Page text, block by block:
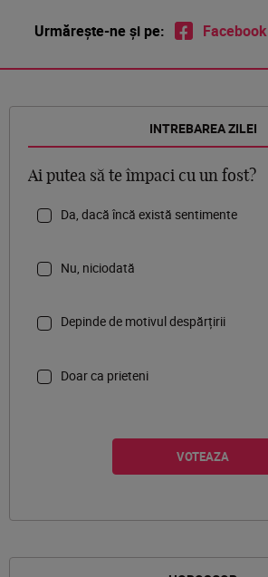
Urmărește-ne și pe: Facebook
INTREBAREA ZILEI
Ai putea să te împaci cu un fost?
Da, dacă încă există sentimente
Nu, niciodată
Depinde de motivul despărțirii
Doar ca prieteni